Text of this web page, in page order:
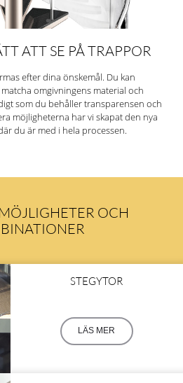
ATT SE PÅ TRAPPOR
efter dina önskemål. Du kan
omgivningens material och
som du behåller transparensen och
möjligheterna har vi skapat den nya
du är med i hela processen.
OCH
STEGYTOR
LÄS MER